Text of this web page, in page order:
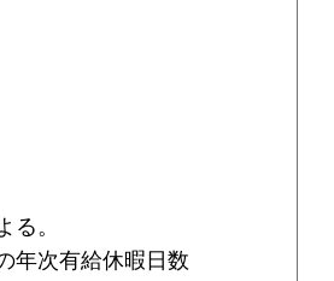
る。
年次有給休暇日数